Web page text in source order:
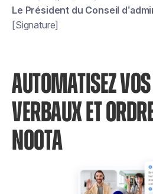
Le Président du Conseil
[Signature]
AUTOMATISEZ
VERBAUX ET
NOOTA